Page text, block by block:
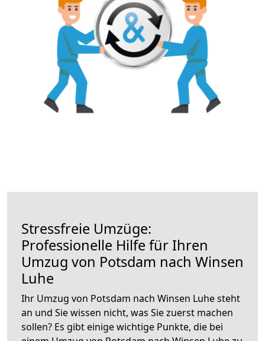
Stressfreie Umzüge:
Professionelle Hilfe für Ihren
Umzug von Potsdam nach Winsen
Luhe
Ihr Umzug von Potsdam nach Winsen Luhe steht
an und Sie wissen nicht, was Sie zuerst machen
sollen? Es gibt einige wichtige Punkte, die bei